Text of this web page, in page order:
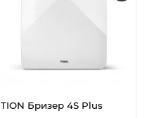
TION Бризер 4S Plus